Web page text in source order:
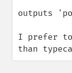
outputs
I prefer to
than